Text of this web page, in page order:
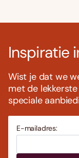
Inspiratie
Wist je dat we
met de
speciale
E-mailadres: